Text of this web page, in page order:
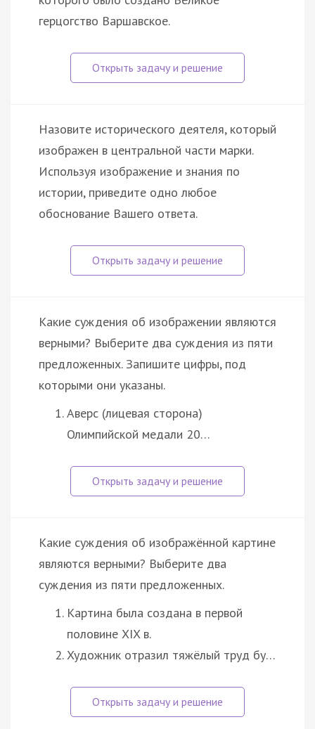
герцогство Варшавское.
Назовите исторического деятеля, который
изображен в центральной части марки.
Используя изображение и знания по
истории, приведите одно любое
обоснование Вашего ответа.
Какие суждения об изображении являются
верными? Выберите два суждения из пяти
предложенных. Запишите цифры, под
которыми они указаны.
Аверс (лицевая сторона)
Олимпийской медали 20…
Какие суждения об изображённой картине
являются верными? Выберите два
суждения из пяти предложенных.
Картина была создана в первой
половине XIX в.
Художник отразил тяжёлый труд бу…